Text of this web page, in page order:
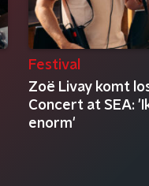
Festival
Zoë Livay komt
Concert at SEA:
enorm'